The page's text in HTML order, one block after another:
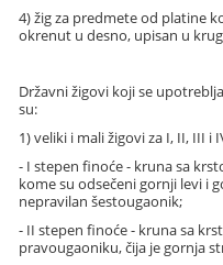
4) žig za predmete od platine
okrenut u desno, upisan u
Državni žigovi koji se
su:
1) veliki i mali žigovi za I, II, III i
- I stepen finoće - kruna sa
kome su odsečeni gornji levi i
nepravilan šestougaonik;
- II stepen finoće - kruna sa
pravougaoniku, čija je gornja